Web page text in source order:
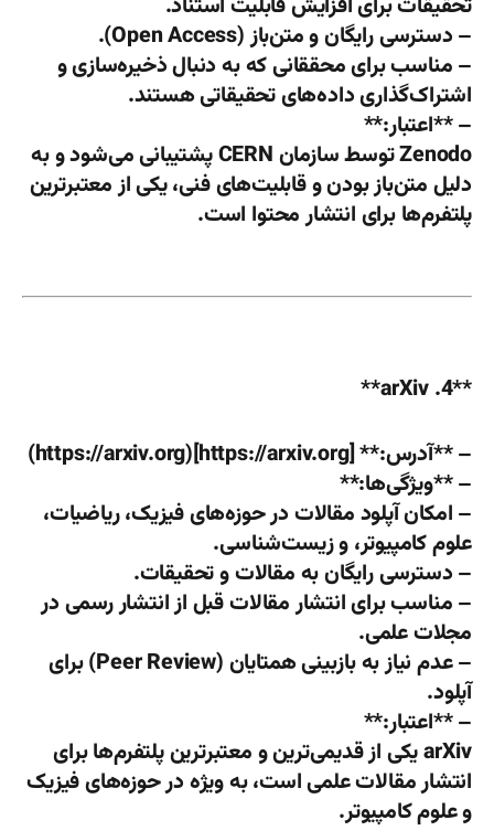
تحقیقات برای افزایش قابلیت استناد.
– دسترسی رایگان و متن‌باز (Open Access).
– مناسب برای محققانی که به دنبال ذخیره‌سازی و
اشتراک‌گذاری داده‌های تحقیقاتی هستند.
– **اعتبار:**
Zenodo توسط سازمان CERN پشتیبانی می‌شود و به
دلیل متن‌باز بودن و قابلیت‌های فنی، یکی از معتبرترین
پلتفرم‌ها برای انتشار محتوا است.
**4. arXiv**
– **آدرس:** [https://arxiv.org](https://arxiv.org)
– **ویژگی‌ها:**
– امکان آپلود مقالات در حوزه‌های فیزیک، ریاضیات،
علوم کامپیوتر، و زیست‌شناسی.
– دسترسی رایگان به مقالات و تحقیقات.
– مناسب برای انتشار مقالات قبل از انتشار رسمی در
مجلات علمی.
– عدم نیاز به بازبینی همتایان (Peer Review) برای
آپلود.
– **اعتبار:**
arXiv یکی از قدیمی‌ترین و معتبرترین پلتفرم‌ها برای
انتشار مقالات علمی است، به ویژه در حوزه‌های فیزیک
و علوم کامپیوتر.